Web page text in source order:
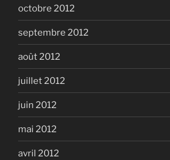
octobre 2012
septembre 2012
août 2012
juillet 2012
juin 2012
mai 2012
avril 2012